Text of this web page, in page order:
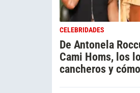
CELEBRIDADES
De Antonela
Cami Homs, los
cancheros y